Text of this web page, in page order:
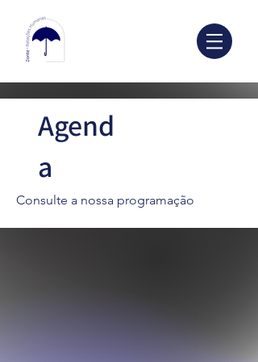
Agend
a
Consulte a nossa programação